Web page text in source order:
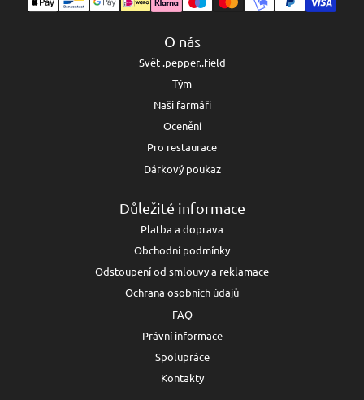
O nás
Svět .pepper..field
Tým
Naši farmáři
Ocenění
Pro restaurace
Dárkový poukaz
Důležité informace
Platba a doprava
Obchodní podmínky
Odstoupení od smlouvy a reklamace
Ochrana osobních údajů
FAQ
Právní informace
Spolupráce
Kontakty